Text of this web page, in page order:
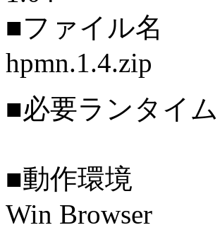
■ファイル名
hpmn.1.4.zip
■必要ランタイム
■動作環境
Win Browser